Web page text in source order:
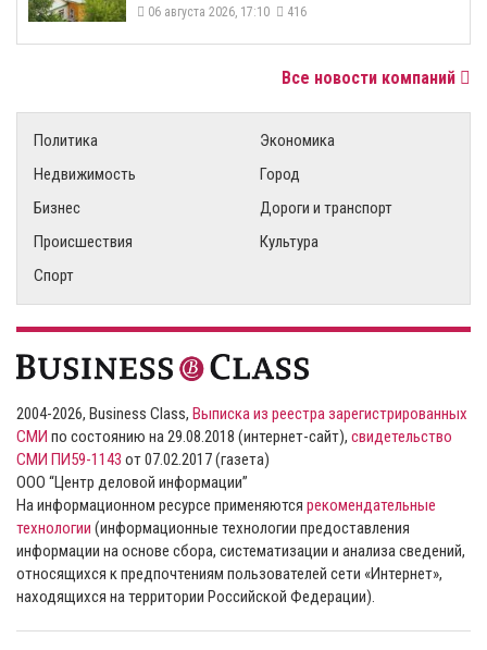
06 августа 2026, 17:10 416
Все новости компаний
Политика
Экономика
Недвижимость
Город
Бизнес
Дороги и транспорт
Происшествия
Культура
Спорт
2004-2026, Business Class, Выписка из реестра зарегистрированных
СМИ по состоянию на 29.08.2018 (интернет-сайт), свидетельство
СМИ ПИ59-1143 от 07.02.2017 (газета)
ООО “Центр деловой информации”
На информационном ресурсе применяются рекомендательные
технологии (информационные технологии предоставления
информации на основе сбора, систематизации и анализа сведений,
относящихся к предпочтениям пользователей сети «Интернет»,
находящихся на территории Российской Федерации).